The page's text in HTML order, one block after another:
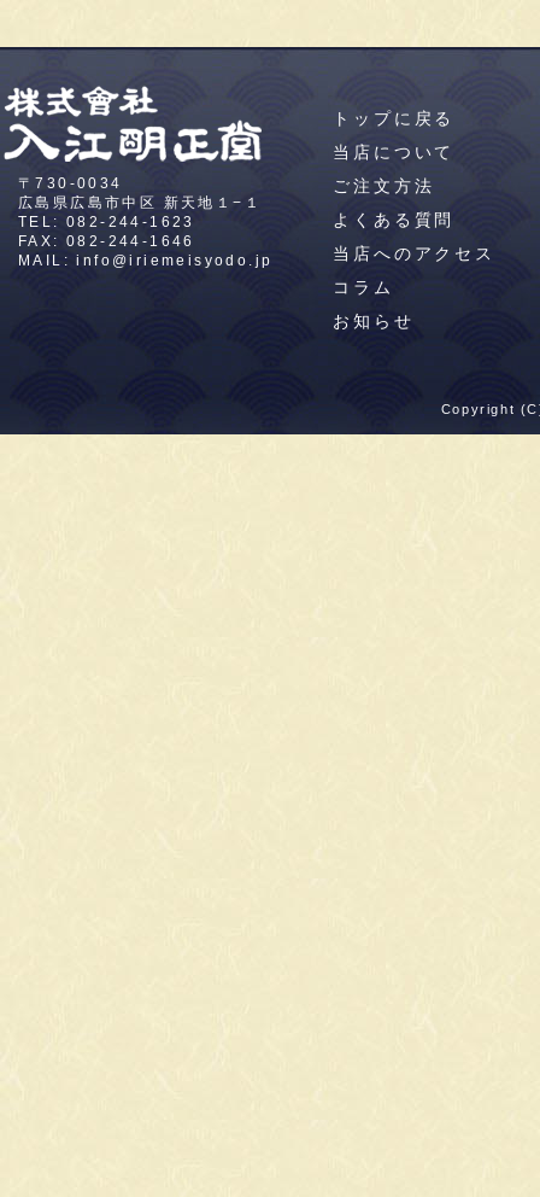
〒730-0034
広島県広島市中区 新天地１−１
TEL: 082-244-1623
FAX: 082-244-1646
MAIL:info@iriemeisyodo.jp
トップに戻る
当店について
ご注文方法
よくある質問
当店へのアクセス
コラム
お知らせ
Copyright